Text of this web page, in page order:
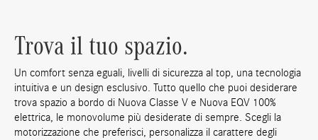
Trova il tuo spazio.
Un comfort senza eguali, livelli di sicurezza al top, una tecnologia
intuitiva e un design esclusivo. Tutto quello che puoi desiderare
trova spazio a bordo di Nuova Classe V e Nuova EQV 100%
elettrica, le monovolume più desiderate di sempre. Scegli la
motorizzazione che preferisci, personalizza il carattere degli